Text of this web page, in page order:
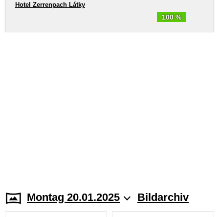
100 %
Hotel Zerrenpach Látky
Montag 20.01.2025 Bildarchiv